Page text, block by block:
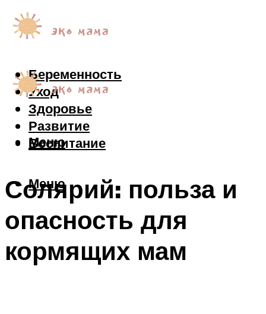
Беременность
Уход
Здоровье
Развитие
Воспитание
Меню
Меню
Солярий: польза и
опасность для
кормящих мам